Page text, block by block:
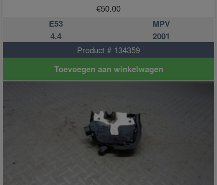
€50.00
E53
MPV
4.4
2001
Product # 134359
Toevoegen aan winkelwagen